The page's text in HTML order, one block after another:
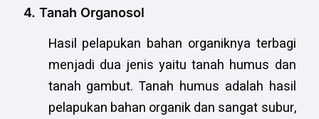
4. Tanah Organosol
Hasil pelapukan bahan organiknya terbagi
menjadi dua jenis yaitu tanah humus dan
tanah gambut. Tanah humus adalah hasil
pelapukan bahan organik dan sangat subur,